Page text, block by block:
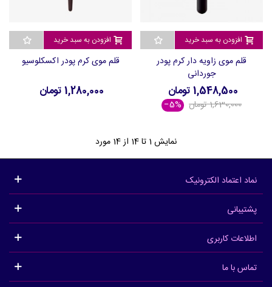
افزودن به سبد خرید
قلم موی زاویه دار کرم پودر
جوردانی
1,548,500 تومان
1,630,000 تومان ‎−5%
افزودن به سبد خرید
قلم موی کرم پودر اکسکلوسیو
1,280,000 تومان
نمایش 1 تا 14 از 14 مورد
نماد اعتماد الکترونیک
پشتیبانی
اطلاعات کاربری
تماس با ما